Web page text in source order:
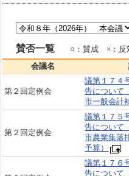
賛否一覧 ○：賛成 ×：反
会議名
第２回定例会
議第１７４
告について
市一般会計
第２回定例会
議第１７５
告について
市農業集落
予算）
議第１７６
告について